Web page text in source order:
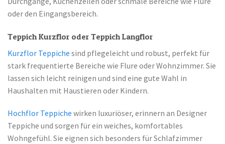
oder den Eingangsbereich.
Teppich Kurzflor oder Teppich Langflor
Kurzflor Teppiche sind pflegeleicht und robust, perfekt für
stark frequentierte Bereiche wie Flure oder Wohnzimmer. Sie
lassen sich leicht reinigen und sind eine gute Wahl in
Haushalten mit Haustieren oder Kindern.
Hochflor Teppiche wirken luxuriöser, erinnern an Designer
Teppiche und sorgen für ein weiches, komfortables
Wohngefühl. Sie eignen sich besonders für Schlafzimmer